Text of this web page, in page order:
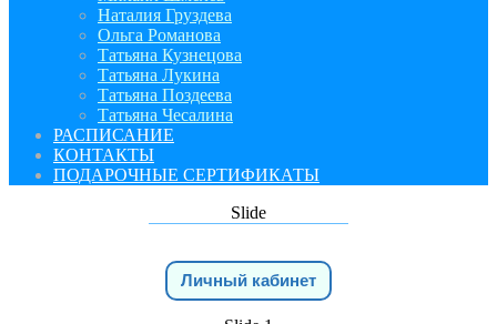
Наталия Груздева
Ольга Романова
Татьяна Кузнецова
Татьяна Лукина
Татьяна Поздеева
Татьяна Чесалина
РАСПИСАНИЕ
КОНТАКТЫ
ПОДАРОЧНЫЕ СЕРТИФИКАТЫ
Slide
Личный кабинет